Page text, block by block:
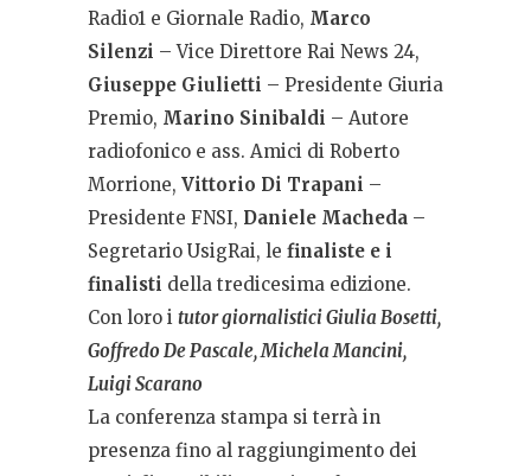
Radio1 e Giornale Radio, Marco
Silenzi – Vice Direttore Rai News 24,
Giuseppe Giulietti – Presidente Giuria
Premio, Marino Sinibaldi – Autore
radiofonico e ass. Amici di Roberto
Morrione, Vittorio Di Trapani –
Presidente FNSI, Daniele Macheda –
Segretario UsigRai, le finaliste e i
finalisti della tredicesima edizione.
Con loro i tutor giornalisticiGiulia Bosetti,
Goffredo De Pascale, Michela Mancini,
Luigi Scarano
La conferenza stampa si terrà in
presenza fino al raggiungimento dei